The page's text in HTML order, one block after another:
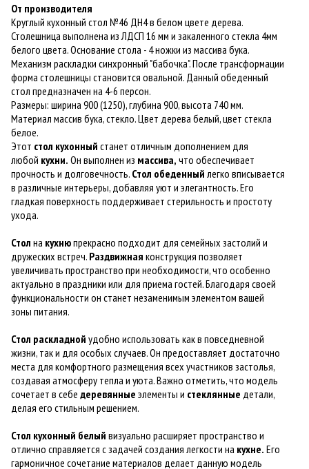
От производителя
Круглый кухонный стол №46 ДН4 в белом цвете дерева.
Столешница выполнена из ЛДСП 16 мм и закаленного стекла 4мм
белого цвета. Основание стола - 4 ножки из массива бука.
Механизм раскладки синхронный "бабочка". После трансформации
форма столешницы становится овальной. Данный обеденный
стол предназначен на 4-6 персон.
Размеры: ширина 900 (1250), глубина 900, высота 740 мм.
Материал массив бука, стекло. Цвет дерева белый, цвет стекла
белое.
Этот стол кухонный станет отличным дополнением для
любой кухни. Он выполнен из массива, что обеспечивает
прочность и долговечность. Стол обеденный легко вписывается
в различные интерьеры, добавляя уют и элегантность. Его
гладкая поверхность поддерживает стерильность и простоту
ухода.
Стол на кухнюпрекрасно подходит для семейных застолий и
дружеских встреч. Раздвижная конструкция позволяет
увеличивать пространство при необходимости, что особенно
актуально в праздники или для приема гостей. Благодаря своей
функциональности он станет незаменимым элементом вашей
зоны питания.
Стол раскладной удобно использовать как в повседневной
жизни, так и для особых случаев. Он предоставляет достаточно
места для комфортного размещения всех участников застолья,
создавая атмосферу тепла и уюта. Важно отметить, что модель
сочетает в себе деревянные элементы и стеклянные детали,
делая его стильным решением.
Стол кухонный белый визуально расширяет пространство и
отлично справляется с задачей создания легкости на кухне. Его
гармоничное сочетание материалов делает данную модель